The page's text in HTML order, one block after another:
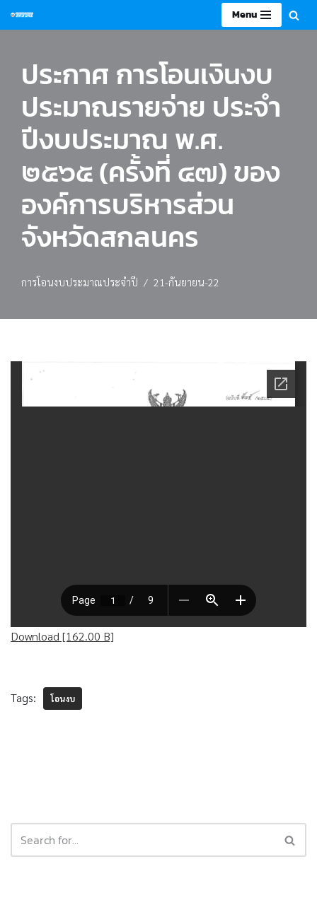
content
Menu
ประกาศ การโอนเงินงบ
ประมาณรายจ่าย ประจำ
ปีงบประมาณ พ.ศ.
๒๕๖๕ (ครั้งที่ ๔๗) ของ
องค์การบริหารส่วน
จังหวัดสกลนคร
การโอนงบประมาณประจำปี 21-กันยายน-22
Download [162.00 B]
Tags: โอนงบ